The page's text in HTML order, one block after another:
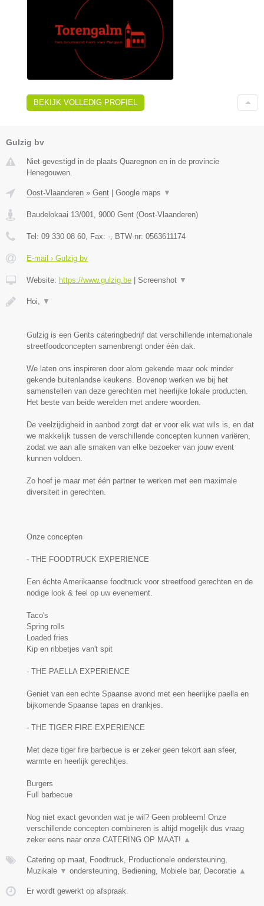
BEKIJK VOLLEDIG PROFIEL
Gulzig bv
Niet gevestigd in de plaats Quaregnon en in de provincie
Henegouwen.
Oost-Vlaanderen » Gent Google maps ▼
Baudelokaai 13/001 9000 Gent (Oost-Vlaanderen)
Tel: 09 330 08 60 , Fax: - , BTW-nr: 0563611174
E-mail › Gulzig bv
Website: https://www.gulzig.be Screenshot ▼
Hoi, ▼
Gulzig is een Gents cateringbedrijf dat verschillende internationale
streetfoodconcepten samenbrengt onder één dak.
We laten ons inspireren door alom gekende maar ook minder
gekende buitenlandse keukens. Bovenop werken we bij het
samenstellen van deze gerechten met heerlijke lokale producten.
Het beste van beide werelden met andere woorden.
De veelzijdigheid in aanbod zorgt dat er voor elk wat wils is, en dat
we makkelijk tussen de verschillende concepten kunnen variëren,
zodat we aan alle smaken van elke bezoeker van jouw event
kunnen voldoen.
Zo hoef je maar met één partner te werken met een maximale
diversiteit in gerechten.
Onze concepten
- THE FOODTRUCK EXPERIENCE
Een échte Amerikaanse foodtruck voor streetfood gerechten en de
nodige look & feel op uw evenement.
Taco's
Spring rolls
Loaded fries
Kip en ribbetjes van't spit
- THE PAELLA EXPERIENCE
Geniet van een echte Spaanse avond met een heerlijke paella en
bijkomende Spaanse tapas en drankjes.
- THE TIGER FIRE EXPERIENCE
Met deze tiger fire barbecue is er zeker geen tekort aan sfeer,
warmte en heerlijk gerechtjes.
Burgers
Full barbecue
Nog niet exact gevonden wat je wil? Geen probleem! Onze
verschillende concepten combineren is altijd mogelijk dus vraag
zeker eens naar onze CATERING OP MAAT! ▲
Catering op maat, Foodtruck, Productionele ondersteuning,
Muzikale ▼ ondersteuning, Bediening, Mobiele bar, Decoratie ▲
Er wordt gewerkt op afspraak.